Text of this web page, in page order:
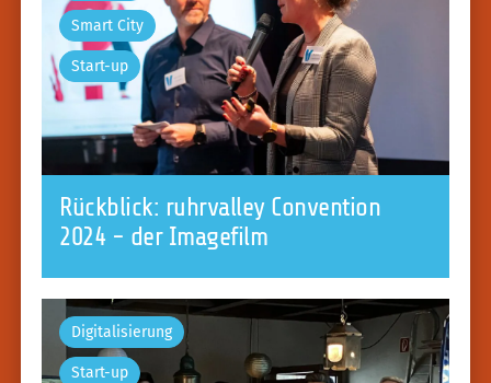
Smart City
Start-up
Rückblick: ruhrvalley Convention
2024 - der Imagefilm
Digitalisierung
Start-up